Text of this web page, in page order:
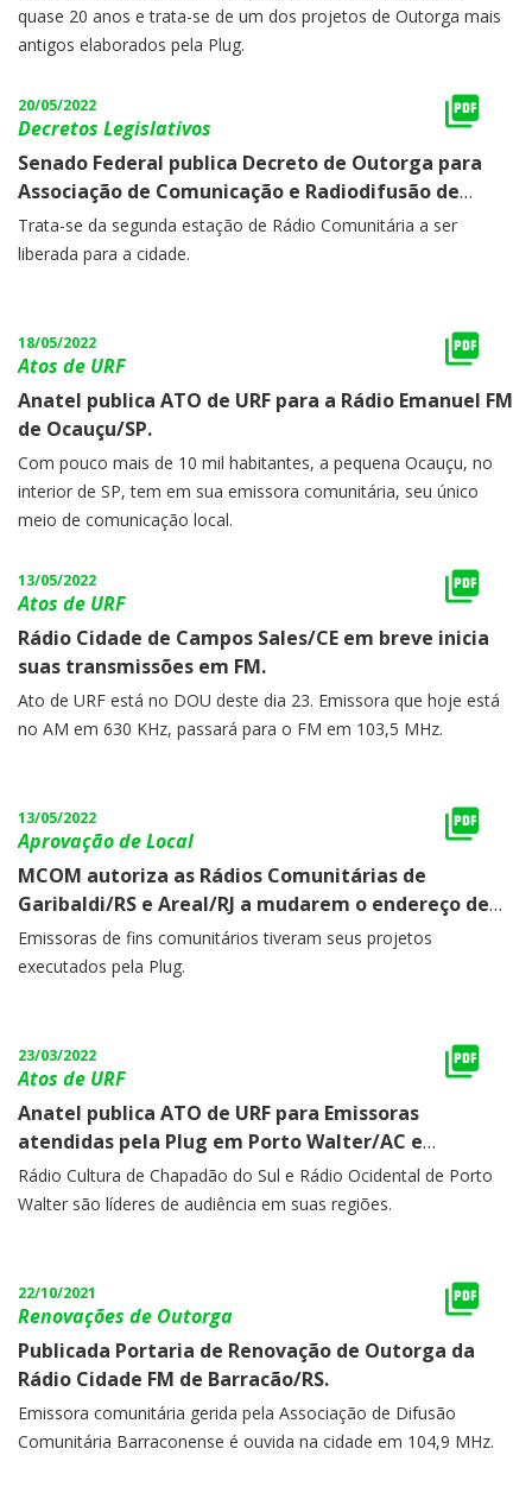
quase 20 anos e trata-se de um dos projetos de Outorga mais
antigos elaborados pela Plug.
20/05/2022
Decretos Legislativos
Senado Federal publica Decreto de Outorga para
Associação de Comunicação e Radiodifusão de
Jundiaí.
Trata-se da segunda estação de Rádio Comunitária a ser
liberada para a cidade.
18/05/2022
Atos de URF
Anatel publica ATO de URF para a Rádio Emanuel FM
de Ocauçu/SP.
Com pouco mais de 10 mil habitantes, a pequena Ocauçu, no
interior de SP, tem em sua emissora comunitária, seu único
meio de comunicação local.
13/05/2022
Atos de URF
Rádio Cidade de Campos Sales/CE em breve inicia
suas transmissões em FM.
Ato de URF está no DOU deste dia 23. Emissora que hoje está
no AM em 630 KHz, passará para o FM em 103,5 MHz.
13/05/2022
Aprovação de Local
MCOM autoriza as Rádios Comunitárias de
Garibaldi/RS e Areal/RJ a mudarem o endereço de
seus sistemas de transmissão.
Emissoras de fins comunitários tiveram seus projetos
executados pela Plug.
23/03/2022
Atos de URF
Anatel publica ATO de URF para Emissoras
atendidas pela Plug em Porto Walter/AC e
Chapadão do Sul/MS.
Rádio Cultura de Chapadão do Sul e Rádio Ocidental de Porto
Walter são líderes de audiência em suas regiões.
22/10/2021
Renovações de Outorga
Publicada Portaria de Renovação de Outorga da
Rádio Cidade FM de Barracão/RS.
Emissora comunitária gerida pela Associação de Difusão
Comunitária Barraconense é ouvida na cidade em 104,9 MHz.